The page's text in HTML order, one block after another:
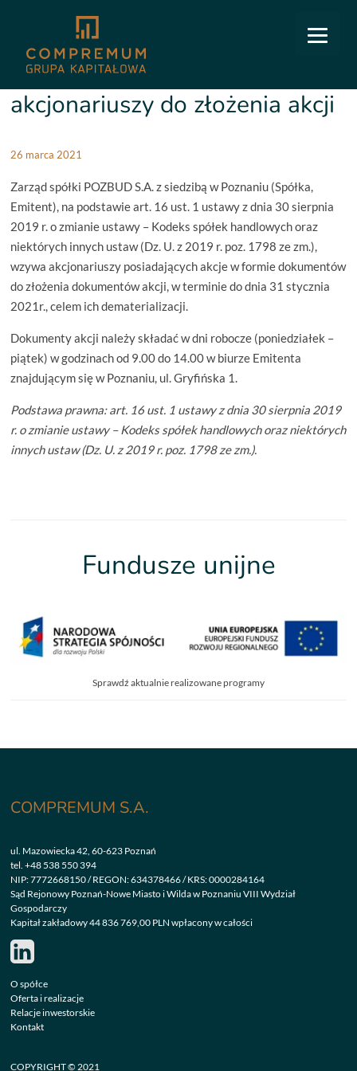
Relacje inwestorskie
akcjonariuszy do złożenia akcji
1/2021: Piąte wezwanie
akcjonariuszy do złożenia akcji
26 marca 2021
Zarząd spółki POZBUD S.A. z siedzibą w Poznaniu (Spółka,
Emitent), na podstawie art. 16 ust. 1 ustawy z dnia 30 sierpnia
2019 r. o zmianie ustawy – Kodeks spółek handlowych oraz
niektórych innych ustaw (Dz. U. z 2019 r. poz. 1798 ze zm.),
wzywa akcjonariuszy posiadających akcje w formie dokumentów
do złożenia dokumentów akcji, w terminie do dnia 31 stycznia
2021r., celem ich dematerializacji.
Dokumenty akcji należy składać w dni robocze (poniedziałek –
piątek) w godzinach od 9.00 do 14.00 w biurze Emitenta
znajdującym się w Poznaniu, ul. Gryfińska 1.
Podstawa prawna:art. 16 ust. 1 ustawy z dnia 30 sierpnia 2019
r. o zmianie ustawy – Kodeks spółek handlowych oraz niektórych
innych ustaw (Dz. U. z 2019 r. poz. 1798 ze zm.).
Fundusze unijne
Sprawdź aktualnie realizowane programy
COMPREMUM S.A.
ul. Mazowiecka 42, 60-623 Poznań
tel.+48 538 550 394
NIP: 7772668150 / REGON: 634378466 / KRS: 0000284164
Sąd Rejonowy Poznań-Nowe Miasto i Wilda w Poznaniu VIII Wydział
Gospodarczy
Kapitał zakładowy 44 836 769,00 PLN wpłacony w całości
O spółce
Oferta i realizacje
Relacje inwestorskie
Kontakt
COPYRIGHT © 2021